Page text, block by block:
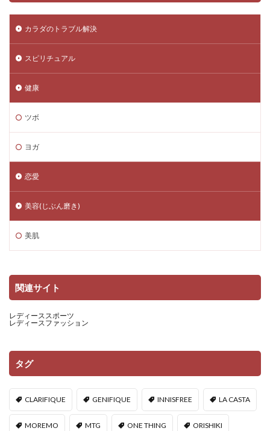
カラダのトラブル解決
スピリチュアル
健康
ツボ
ヨガ
恋愛
美容(じぶん磨き)
美肌
関連サイト
レディーススポーツ
レディースファッション
タグ
CLARIFIQUE GENIFIQUE INNISFREE LA CASTA
MOREMO MTG ONE THING ORISHIKI